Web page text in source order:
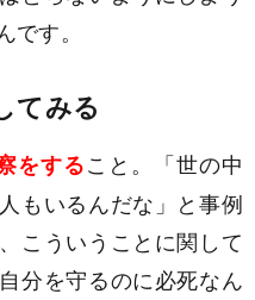
です。
てみる
をすること。「世の中
もいるんだな」と事例
こういうことに関して
分を守るのに必死なん